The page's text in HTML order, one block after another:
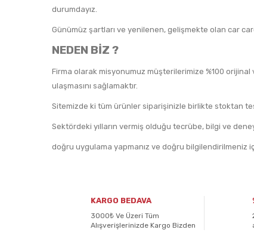
durumdayız.
Günümüz şartları ve yenilenen, gelişmekte olan car
NEDEN BİZ ?
Firma olarak misyonumuz müşterilerimize %100
ulaşmasını sağlamaktır.
Sitemizde ki tüm ürünler siparişinizle birlikte stoktan
Sektördeki yılların vermiş olduğu tecrübe, bilgi ve
doğru uygulama yapmanız ve doğru bilgilendirilmeniz
KARGO BEDAVA
3000₺ Ve Üzeri Tüm
Alışverişlerinizde Kargo Bizden